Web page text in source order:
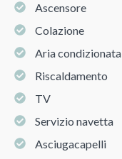
Ascensore
Colazione
Aria condizionata
Riscaldamento
TV
Servizio navetta
Asciugacapelli